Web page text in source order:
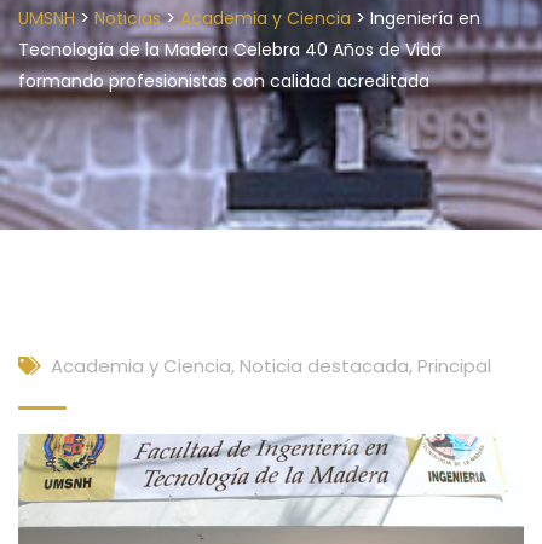
UMSNH> Noticias>Academia y Ciencia > Ingeniería en
Tecnología de la Madera Celebra 40 Años de Vida
formando profesionistas con calidad acreditada
Academia y Ciencia, Noticia destacada, Principal